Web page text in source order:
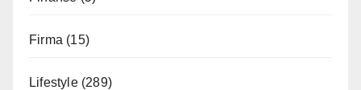
Firma (15)
Lifestyle(289)